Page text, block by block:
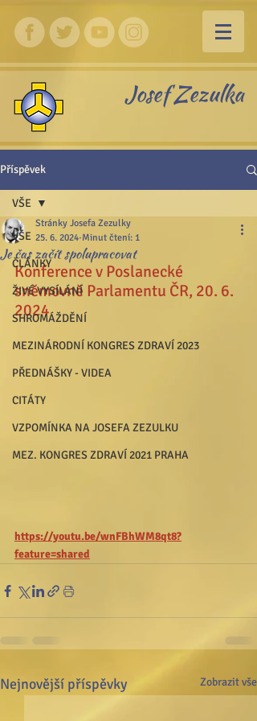
Josef Zezulka
Příspěvek
VŠE
ČLÁNKY
ŽIVÉ VYSÍLÁNÍ
SHROMÁŽDĚNÍ
MEZINÁRODNÍ KONGRES ZDRAVÍ 2023
PŘEDNÁŠKY - VIDEA
CITÁTY
VZPOMÍNKA NA JOSEFA ZEZULKU
MEZ. KONGRES ZDRAVÍ 2021 PRAHA
VŠE
Je čas začít spolupracovat
Stránky Josefa Zezulky
25. 6. 2024 Minut čtení: 1
Konference v Poslanecké
sněmovně Parlamentu ČR, 20. 6.
2024
https://youtu.be/wnFBhWM8qt8?
feature=shared
Nejnovější příspěvky Zobrazit vše